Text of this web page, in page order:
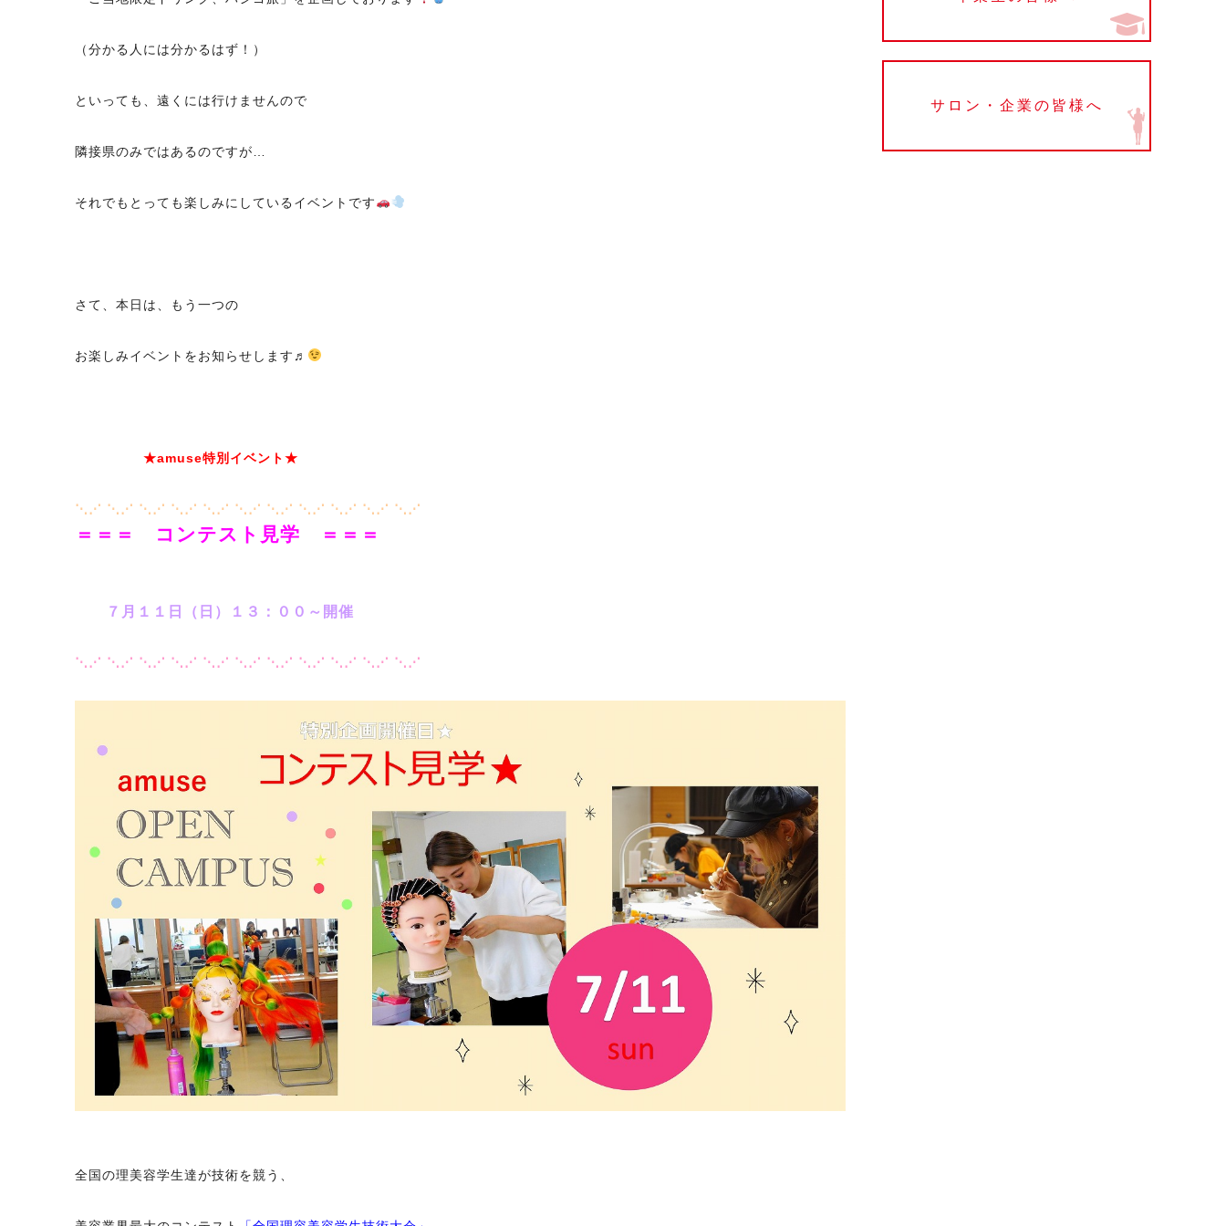
（分かる人には分かるはず！）
といっても、遠くには行けませんので
隣接県のみではあるのですが…
それでもとっても楽しみにしているイベントです
さて、本日は、もう一つの
お楽しみイベントをお知らせします♬
★amuse特別イベント★
⋱⋰ ⋱⋰ ⋱⋰ ⋱⋰ ⋱⋰ ⋱⋰ ⋱⋰ ⋱⋰ ⋱⋰ ⋱⋰ ⋱⋰
＝＝＝ コンテスト見学 ＝＝＝
７月１１日（日）１３：００～開催
⋱⋰ ⋱⋰ ⋱⋰ ⋱⋰ ⋱⋰ ⋱⋰ ⋱⋰ ⋱⋰ ⋱⋰ ⋱⋰ ⋱⋰
全国の理美容学生達が技術を競う、
サロン・企業の皆様へ